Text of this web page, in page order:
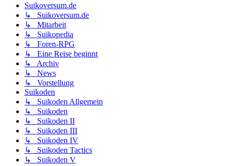
Suikoversum.de
↳ Suikoversum.de
↳ Mitarbeit
↳ Suikopedia
↳ Foren-RPG
↳ Eine Reise beginnt
↳ Archiv
↳ News
↳ Vorstellung
Suikoden
↳ Suikoden Allgemein
↳ Suikoden
↳ Suikoden II
↳ Suikoden III
↳ Suikoden IV
↳ Suikoden Tactics
↳ Suikoden V